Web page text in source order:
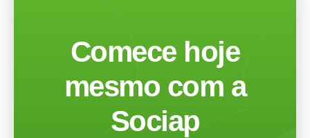
Comece hoje
mesmo com a
Sociap